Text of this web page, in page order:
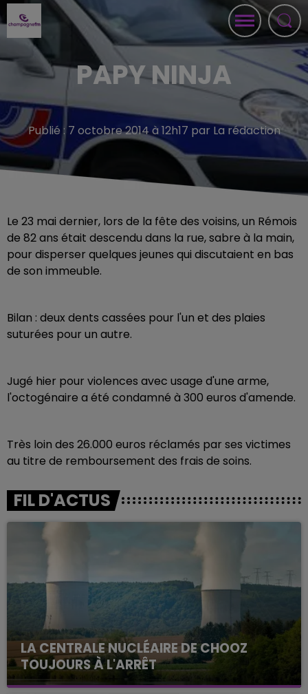
PAPY NINJA
Publié : 7 octobre 2014 à 12h17 par La rédaction
Le 23 mai dernier, lors de la fête des voisins, un Rémois
de 82 ans était descendu dans la rue, sabre à la main,
pour disperser quelques jeunes qui discutaient en bas
de son immeuble.
Bilan : deux dents cassées pour l'un et des plaies
suturées pour un autre.
Jugé hier pour violences avec usage d'une arme,
l'octogénaire a été condamné à 300 euros d'amende.
Très loin des 26.000 euros réclamés par ses victimes
au titre de remboursement des frais de soins.
FIL D'ACTUS
LA CENTRALE NUCLÉAIRE DE CHOOZ
TOUJOURS À L'ARRÊT
Cela fait déjà une semaine que la centrale